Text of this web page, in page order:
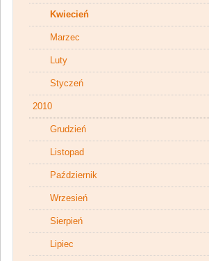
Kwiecień
Marzec
Luty
Styczeń
2010
Grudzień
Listopad
Październik
Wrzesień
Sierpień
Lipiec